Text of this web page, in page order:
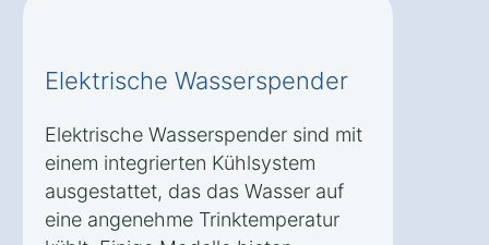
Elektrische Wasserspender
Elektrische Wasserspender sind mit
einem integrierten Kühlsystem
ausgestattet, das das Wasser auf
eine angenehme Trinktemperatur